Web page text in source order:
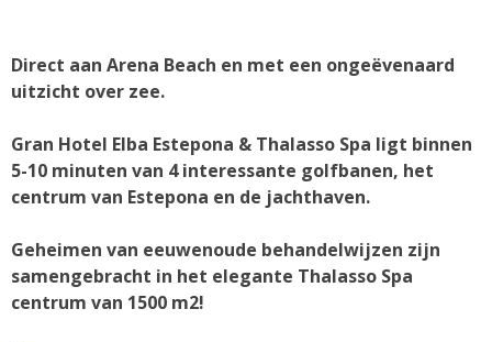
Direct aan Arena Beach en met een ongeëvenaard
uitzicht over zee.
Gran Hotel Elba Estepona & Thalasso Spa ligt binnen
5-10 minuten van 4 interessante golfbanen, het
centrum van Estepona en de jachthaven.
Geheimen van eeuwenoude behandelwijzen zijn
samengebracht in het elegante Thalasso Spa
centrum van 1500 m2!